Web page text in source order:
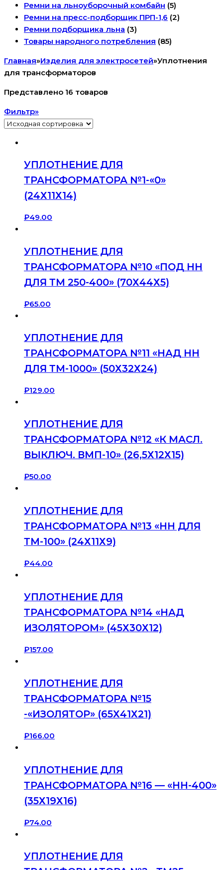
Ремни на льноуборочный комбайн (5)
Ремни на пресс-подборщик ПРП-1,6 (2)
Ремни подборщика льна (3)
Товары народного потребления (85)
Главная»Изделия для электросетей»Уплотнения
для трансформаторов
Представлено 16 товаров
Фильтр»
УПЛОТНЕНИЕ ДЛЯ
ТРАНСФОРМАТОРА №1-«0»
(24Х11Х14)
₽49.00
УПЛОТНЕНИЕ ДЛЯ
ТРАНСФОРМАТОРА №10 «ПОД НН
ДЛЯ ТМ 250-400» (70Х44Х5)
₽65.00
УПЛОТНЕНИЕ ДЛЯ
ТРАНСФОРМАТОРА №11 «НАД НН
ДЛЯ ТМ-1000» (50Х32Х24)
₽129.00
УПЛОТНЕНИЕ ДЛЯ
ТРАНСФОРМАТОРА №12 «К МАСЛ.
ВЫКЛЮЧ. ВМП-10» (26,5Х12Х15)
₽50.00
УПЛОТНЕНИЕ ДЛЯ
ТРАНСФОРМАТОРА №13 «НН ДЛЯ
ТМ-100» (24Х11Х9)
₽44.00
УПЛОТНЕНИЕ ДЛЯ
ТРАНСФОРМАТОРА №14 «НАД
ИЗОЛЯТОРОМ» (45Х30Х12)
₽157.00
УПЛОТНЕНИЕ ДЛЯ
ТРАНСФОРМАТОРА №15
-«ИЗОЛЯТОР» (65Х41Х21)
₽166.00
УПЛОТНЕНИЕ ДЛЯ
ТРАНСФОРМАТОРА №16 — «НН-400»
(35Х19Х16)
₽74.00
УПЛОТНЕНИЕ ДЛЯ